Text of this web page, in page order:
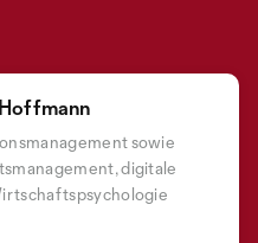
sowie
digitale